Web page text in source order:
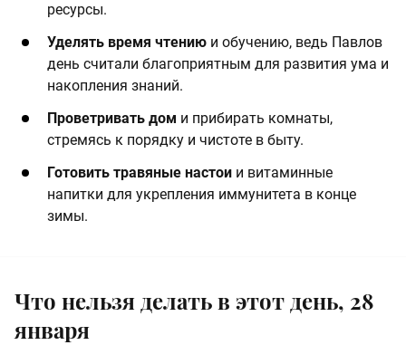
ресурсы.
Уделять время чтению и обучению, ведь Павлов
день считали благоприятным для развития ума и
накопления знаний.
Проветривать дом и прибирать комнаты,
стремясь к порядку и чистоте в быту.
Готовить травяные настои и витаминные
напитки для укрепления иммунитета в конце
зимы.
Что нельзя делать в этот день, 28
января